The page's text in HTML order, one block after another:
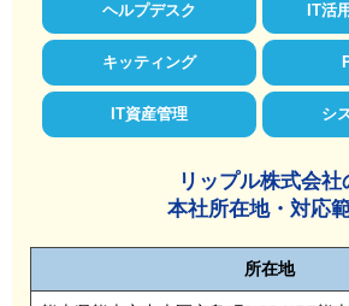
ヘルプデスク IT活
キッティング
IT資産管理 シ
リップル株式会社
本社所在地・対応
所在地